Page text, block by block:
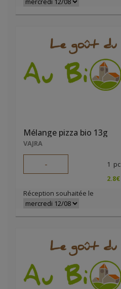
Mélange pizza bio 13g
VAJRA
- 1 pc
2.8€
Réception souhaitée le